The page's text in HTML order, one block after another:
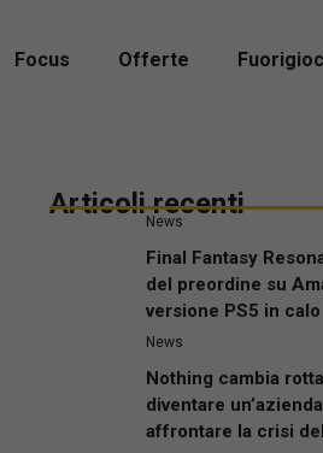
Focus Offerte
Articoli recenti
News
Final Fantasy
del preordine su
versione PS5 in calo
News
Nothing cambia
diventare
affrontare la crisi